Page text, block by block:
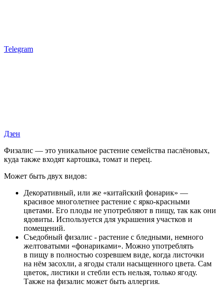
Telegram
Дзен
Физалис — это уникальное растение семейства паслёновых,
куда также входят картошка, томат и перец.
Может быть двух видов:
Декоративный, или же «китайский фонарик» —
красивое многолетнее растение с ярко-красными
цветами. Его плоды не употребляют в пищу, так как они
ядовиты. Используется для украшения участков и
помещений.
Съедобный физалис - растение с бледными, немного
желтоватыми «фонариками». Можно употреблять
в пищу в полностью созревшем виде, когда листочки
на нём засохли, а ягоды стали насыщенного цвета. Сам
цветок, листики и стебли есть нельзя, только ягоду.
Также на физалис может быть аллергия.